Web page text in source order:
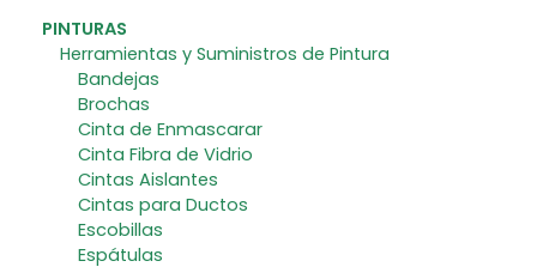
PINTURAS
Herramientas y Suministros de Pintura
Bandejas
Brochas
Cinta de Enmascarar
Cinta Fibra de Vidrio
Cintas Aislantes
Cintas para Ductos
Escobillas
Espátulas